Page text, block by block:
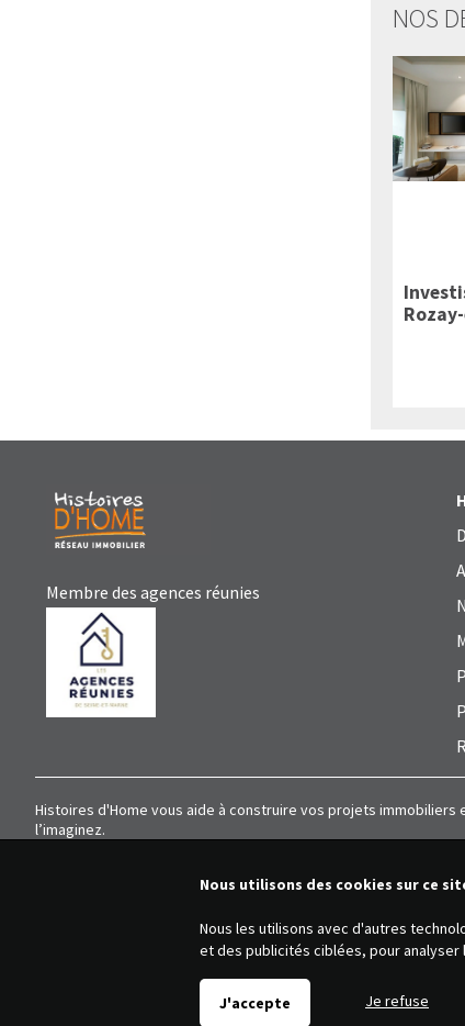
NOS
Membre des agences réunies
Histoires d'Home vous aide à construire vos projets immobiliers
l’imaginez.
Nous utilisons des cookies sur ce
Nous les utilisons avec d'autres
et des publicités ciblées, pour
J'accepte Je refuse